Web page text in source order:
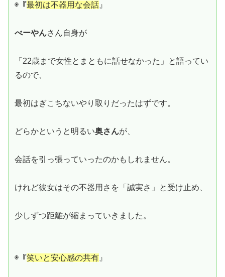
◉『最初は不器用な会話 』
べーやんさん自身が
「22歳まで女性とまともに話せなかった」と語ってい
るので、
最初はぎこちないやり取りだったはずです。
どらかというと明るい奥さんが、
会話を引っ張っていったのかもしれません。
けれど彼女はその不器用さを「誠実さ」と受け止め、
少しずつ距離が縮まっていきました。
◉『笑いと安心感の共有 』